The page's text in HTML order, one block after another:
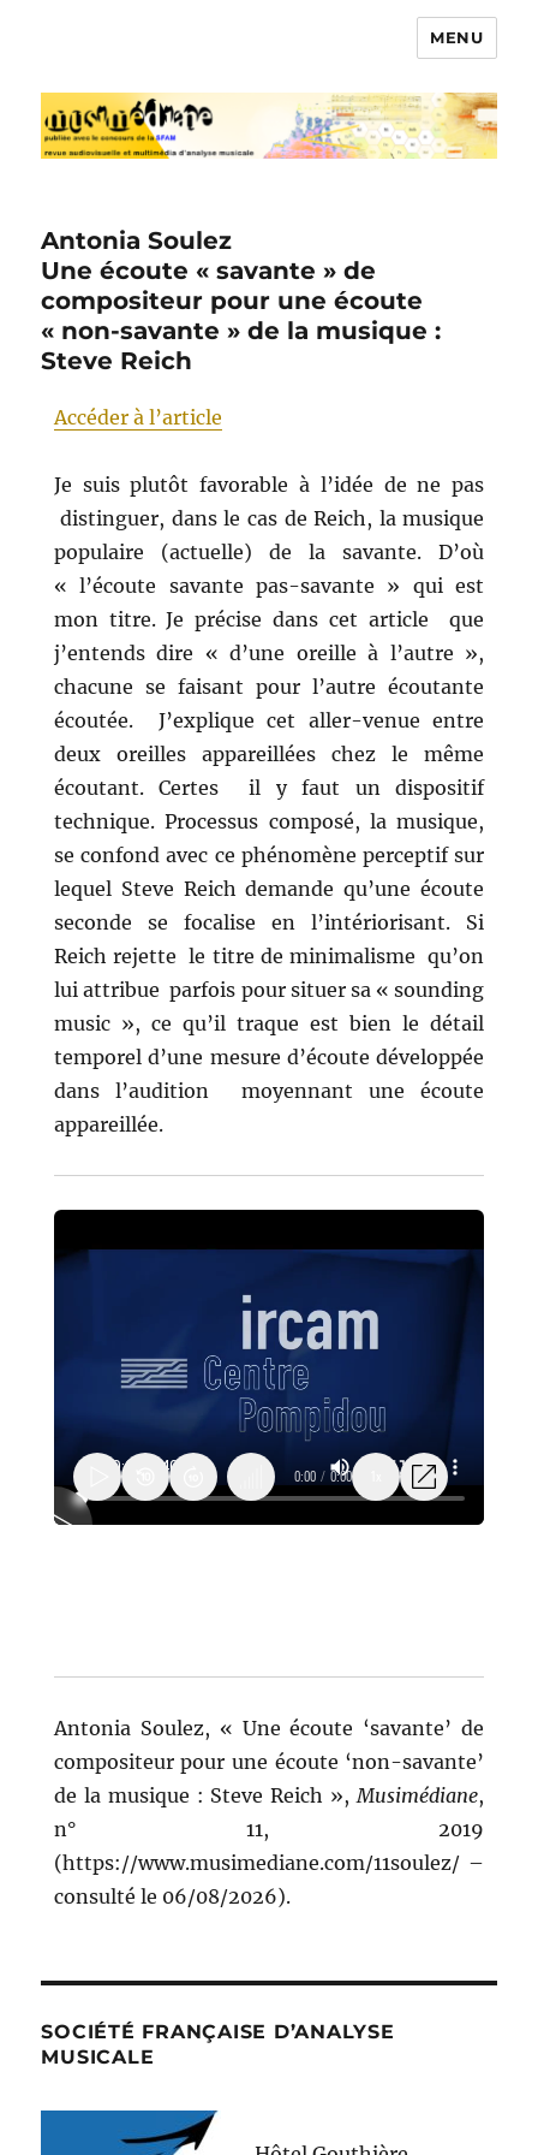
MENU
Antonia Soulez
Une écoute « savante » de
compositeur pour une écoute
« non-savante » de la musique :
Steve Reich
Accéder à l’article
Je suis plutôt favorable à l’idée de ne pas
distinguer, dans le cas de Reich, la musique
populaire (actuelle) de la savante. D’où
« l’écoute savante pas-savante » qui est
mon titre. Je précise dans cet article que
j’entends dire « d’une oreille à l’autre »,
chacune se faisant pour l’autre écoutante
écoutée. J’explique cet aller-venue entre
deux oreilles appareillées chez le même
écoutant. Certes il y faut un dispositif
technique. Processus composé, la musique,
se confond avec ce phénomène perceptif sur
lequel Steve Reich demande qu’une écoute
seconde se focalise en l’intériorisant. Si
Reich rejette le titre de minimalisme qu’on
lui attribue parfois pour situer sa « sounding
music », ce qu’il traque est bien le détail
temporel d’une mesure d’écoute développée
dans l’audition moyennant une écoute
appareillée.
Antonia Soulez, « Une écoute ‘savante’ de
compositeur pour une écoute ‘non-savante’
de la musique : Steve Reich »,Musimédiane,
n° 11, 2019
(https://www.musimediane.com/11soulez/ –
consulté le 06/08/2026).
SOCIÉTÉ FRANÇAISE D’ANALYSE
MUSICALE